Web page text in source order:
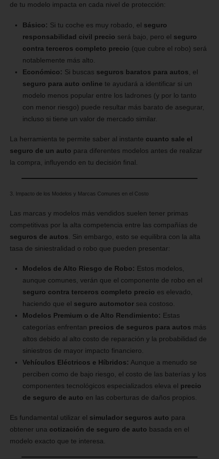
de tu modelo impacta en cada nivel de protección:
Básico: Si tu coche es muy robado, el seguro
responsabilidad civil precio será bajo, pero el seguro
contra terceros completo precio (que cubre el robo) será
notablemente más alto.
Económico: Si buscas seguros baratos para autos , el
seguro para auto online te ayudará a identificar si un
modelo menos popular entre los ladrones (y por lo tanto
con menor riesgo) puede resultar más barato de asegurar,
incluso si tiene un valor de mercado similar.
La herramienta te permite saber al instante cuanto sale el
seguro de un auto para diferentes modelos antes de realizar
la compra, influyendo en tu decisión final.
3. Impacto de los Modelos y Marcas Comunes en el Costo
Las marcas y modelos más vendidos suelen tener primas
competitivas por la alta competencia entre las compañías de
seguros de autos . Sin embargo, esto se equilibra con la alta
tasa de siniestralidad o robo que pueden presentar:
Modelos de Alto Riesgo de Robo: Estos modelos,
aunque comunes, verán que el componente de robo en el
seguro contra terceros completo precio es elevado,
haciendo que el seguro automotorsea costoso.
Modelos Premium o de Alto Rendimiento: Estas
categorías enfrentan precios de seguros para autos más
altos debido al alto costo de reparación y la probabilidad de
siniestros de mayor impacto financiero.
Vehículos Eléctricos e Híbridos: Aunque a menudo se
perciben como de bajo riesgo, el costo de las baterías y los
componentes tecnológicos especializados eleva el precio
de seguro de auto en las coberturas de daños propios.
Es fundamental utilizar el simulador seguros auto para
obtener una cotización de seguro de auto basada en el
modelo exacto que te interesa.